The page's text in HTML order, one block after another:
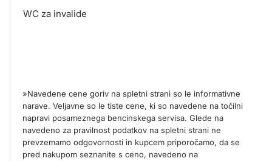
WC za invalide
»Navedene cene goriv na spletni strani so le informativne
narave. Veljavne so le tiste cene, ki so navedene na točilni
napravi posameznega bencinskega servisa. Glede na
navedeno za pravilnost podatkov na spletni strani ne
prevzemamo odgovornosti in kupcem priporočamo, da se
pred nakupom seznanite s ceno, navedeno na